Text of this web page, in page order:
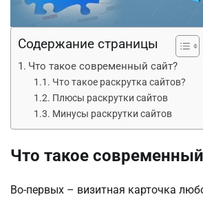
Содержание страницы
Что такое современный сайт?
Что такое раскрутка сайтов?
Плюсы раскрутки сайтов
Минусы раскрутки сайтов
Что такое
Во-первых – визитная карточка